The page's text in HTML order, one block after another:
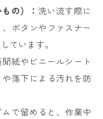
の）： 洗い流す際に
ボタンやファスナー
ています。
聞紙やビニールシート
落下による汚れを防
で留めると、作業中